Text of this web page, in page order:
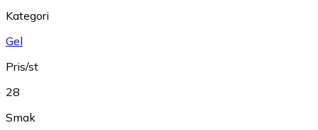
Kategori
Gel
Pris/st
28
Smak